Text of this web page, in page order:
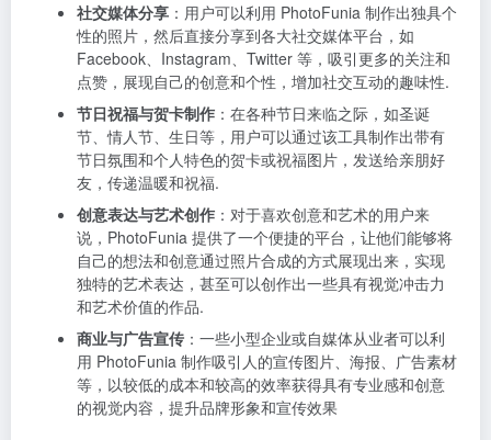
社交媒体分享 ：用户可以利用 PhotoFunia 制作出独具个
性的照片，然后直接分享到各大社交媒体平台，如
Facebook、Instagram、Twitter 等，吸引更多的关注和
点赞，展现自己的创意和个性，增加社交互动的趣味性.
节日祝福与贺卡制作 ：在各种节日来临之际，如圣诞
节、情人节、生日等，用户可以通过该工具制作出带有
节日氛围和个人特色的贺卡或祝福图片，发送给亲朋好
友，传递温暖和祝福.
创意表达与艺术创作 ：对于喜欢创意和艺术的用户来
说，PhotoFunia 提供了一个便捷的平台，让他们能够将
自己的想法和创意通过照片合成的方式展现出来，实现
独特的艺术表达，甚至可以创作出一些具有视觉冲击力
和艺术价值的作品.
商业与广告宣传 ：一些小型企业或自媒体从业者可以利
用 PhotoFunia 制作吸引人的宣传图片、海报、广告素材
等，以较低的成本和较高的效率获得具有专业感和创意
的视觉内容，提升品牌形象和宣传效果